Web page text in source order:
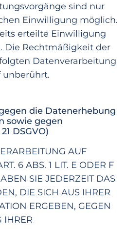
sind nur
Einwilligung möglich.
erteilte Einwilligung
Die Rechtmäßigkeit der
Datenverarbeitung
unberührt.
die Datenerhebung
sowie gegen
DSGVO)
RARBEITUNG AUF
6 ABS. 1 LIT. E ODER F
SIE JEDERZEIT DAS
DIE SICH AUS IHRER
ERGEBEN, GEGEN
IHRER